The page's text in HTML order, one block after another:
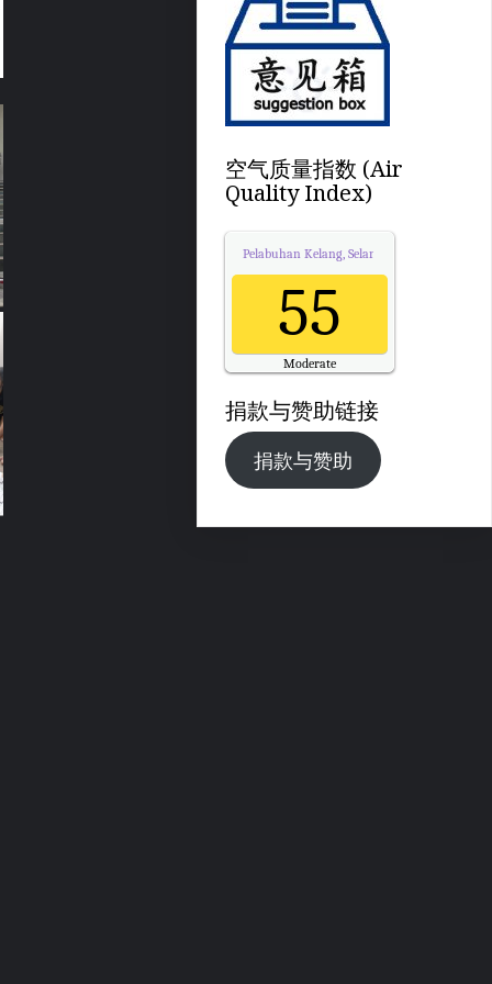
空气质量指数 (Air
Quality Index)
Pelabuhan Kelang, Selangor
55
Moderate
Updated on Friday 6:00
捐款与赞助链接
捐款与赞助